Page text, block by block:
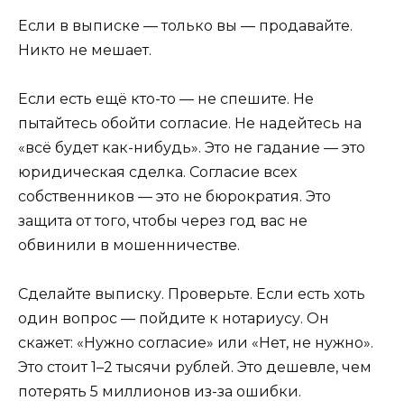
Если в выписке — только вы — продавайте.
Никто не мешает.
Если есть ещё кто-то — не спешите. Не
пытайтесь обойти согласие. Не надейтесь на
«всё будет как-нибудь». Это не гадание — это
юридическая сделка. Согласие всех
собственников — это не бюрократия. Это
защита от того, чтобы через год вас не
обвинили в мошенничестве.
Сделайте выписку. Проверьте. Если есть хоть
один вопрос — пойдите к нотариусу. Он
скажет: «Нужно согласие» или «Нет, не нужно».
Это стоит 1–2 тысячи рублей. Это дешевле, чем
потерять 5 миллионов из-за ошибки.